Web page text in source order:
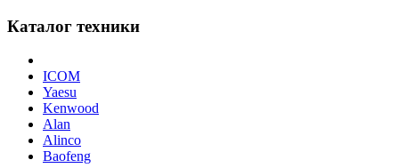
Каталог техники
ICOM
Yaesu
Kenwood
Alan
Alinco
Baofeng